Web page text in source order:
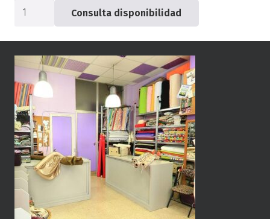
Popelín
campestre
-0510-
cantidad
Consulta disponibilidad